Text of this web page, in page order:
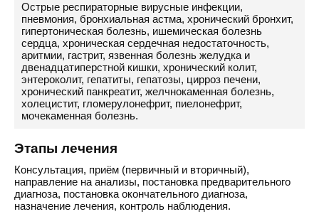
Острые респираторные вирусные инфекции,
пневмония, бронхиальная астма, хронический бронхит,
гипертоническая болезнь, ишемическая болезнь
сердца, хроническая сердечная недостаточность,
аритмии, гастрит, язвенная болезнь желудка и
двенадцатиперстной кишки, хронический колит,
энтероколит, гепатиты, гепатозы, цирроз печени,
хронический панкреатит, желчнокаменная болезнь,
холецистит, гломерулонефрит, пиелонефрит,
мочекаменная болезнь.
Этапы лечения
Консультация, приём (первичный и вторичный),
направление на анализы, постановка предварительного
диагноза, постановка окончательного диагноза,
назначение лечения, контроль наблюдения.